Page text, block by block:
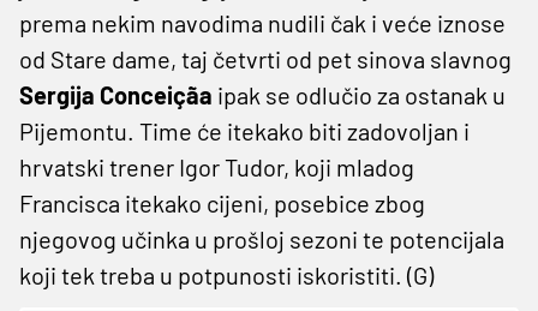
prema nekim navodima nudili čak i veće iznose
od Stare dame, taj četvrti od pet sinova slavnog
Sergija Conceiçãa ipak se odlučio za ostanak u
Pijemontu. Time će itekako biti zadovoljan i
hrvatski trener Igor Tudor, koji mladog
Francisca itekako cijeni, posebice zbog
njegovog učinka u prošloj sezoni te potencijala
koji tek treba u potpunosti iskoristiti. (G)